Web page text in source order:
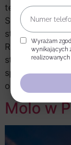
terenie zespołu
Sobieski”,
stulecia przez
Rzucewie.
stajnia, w której
sportowo-
Molo w
Wyrażam
wynikających
realizowanych